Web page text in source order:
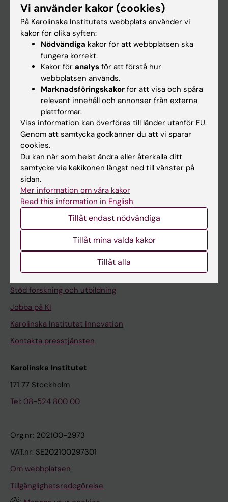
På gång
Nyheter
Kalender
Schema
Studentmejlen
Kurs- och programwebbar
Student på KI
Medarbetarportalen
Universitetsbiblioteket
Stöd forskning och utbildning
Jobba på KI
Karolinska Institutet Innovation
Kontakta presstjänsten
Karolinska Institutet
171 77 Stockholm
Tel: 08-524 800 00
Org.nr: 202100-2973
VAT.nr: SE202100297301
Om webbplatsen
Tillgänglighetsredogörelse
Vi använder kakor (cookies)
På Karolinska Institutets webbplats använder vi
kakor för olika syften:
Nödvändiga kakor för att webbplatsen ska
fungera korrekt.
Kakor för analys för att förstå hur
webbplatsen används.
Marknadsföringskakor för att visa och spåra
relevant innehåll och annonser från externa
plattformar.
Viss information kan överföras till länder utanför EU.
Genom att samtycka godkänner du att vi sparar
cookies.
Du kan när som helst ändra eller återkalla ditt
samtycke via kakikonen längst ned till vänster på
sidan.
Mer information om våra kakor
Read this information in English
Tillåt endast nödvändiga
Tillåt mina valda kakor
Tillåt alla